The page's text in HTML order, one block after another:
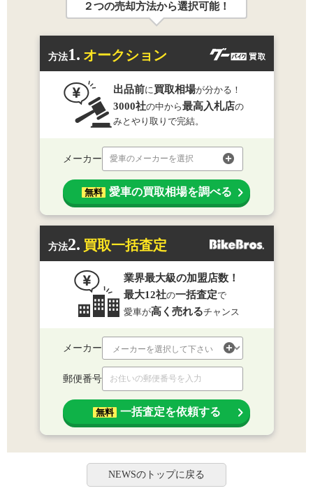
２つの売却方法から選択可能！
方法1. オークション
出品前に買取相場が分かる！
3000社の中から最高入札店の
みとやり取りで完結。
メーカー 愛車のメーカーを選択
無料 愛車の買取相場を調べる
方法2. 買取一括査定
業界最大級の加盟店数！
最大12社の一括査定で
愛車が高く売れるチャンス
メーカー
郵便番号
無料 一括査定を依頼する
NEWSのトップに戻る